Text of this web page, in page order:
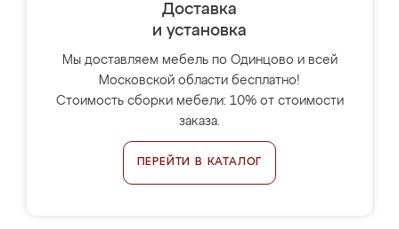
Доставка
и установка
Мы доставляем мебель по Одинцово и всей
Московской области бесплатно!
Стоимость сборки мебели: 10% от стоимости
заказа.
ПЕРЕЙТИ В КАТАЛОГ